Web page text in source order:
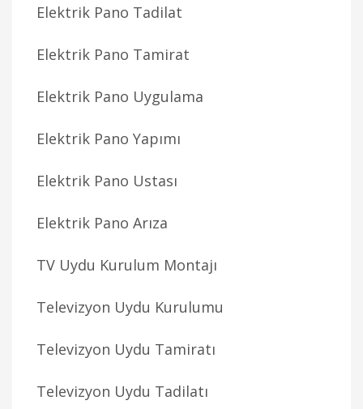
Elektrik Pano Tadilat
Elektrik Pano Tamirat
Elektrik Pano Uygulama
Elektrik Pano Yapımı
Elektrik Pano Ustası
Elektrik Pano Arıza
TV Uydu Kurulum Montajı
Televizyon Uydu Kurulumu
Televizyon Uydu Tamiratı
Televizyon Uydu Tadilatı